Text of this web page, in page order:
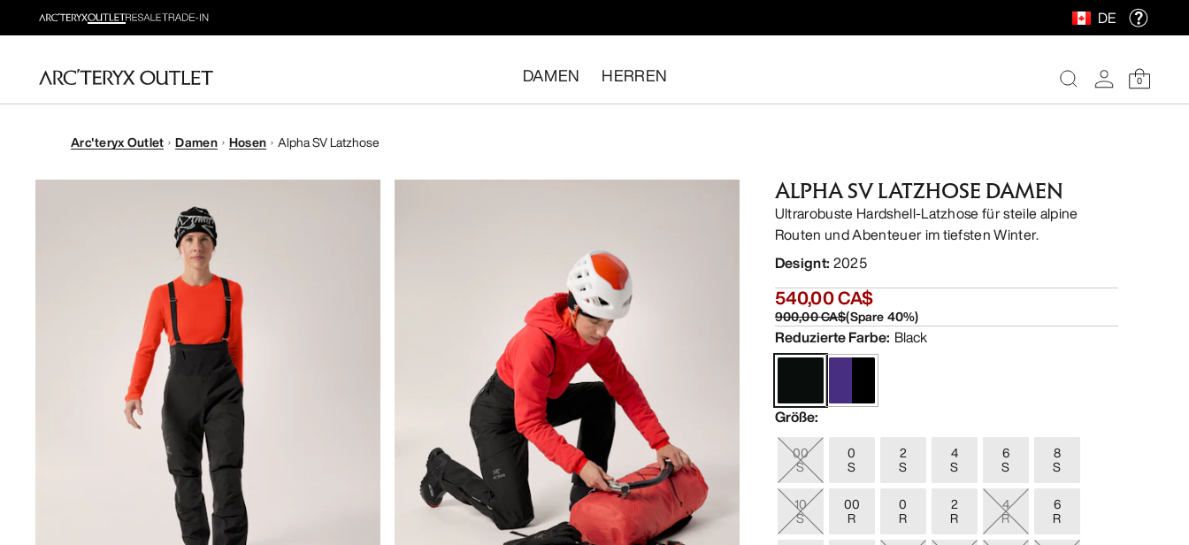
DE
DAMEN HERREN 0
Arc'teryx Outlet Damen Hosen Alpha SV Latzhose
ALPHA SV LATZHOSE DAMEN
Ultrarobuste Hardshell-Latzhose für steile alpine
Routen und Abenteuer im tiefsten Winter.
Designt: 2025
540,00 CA$
900,00 CA$(Spare40%)
Reduzierte Farbe: Black
Größe:
00
S
0
S
2
S
4
S
6
S
8
S
10
S
00
R
0
R
2
R
4
R
6
R